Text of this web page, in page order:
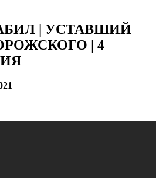
| УСТАВШИЙ
| 4